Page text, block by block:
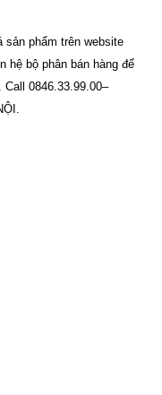
sản phẩm trên website
hệ bộ phân bán hàng để
0846.33.99.00–